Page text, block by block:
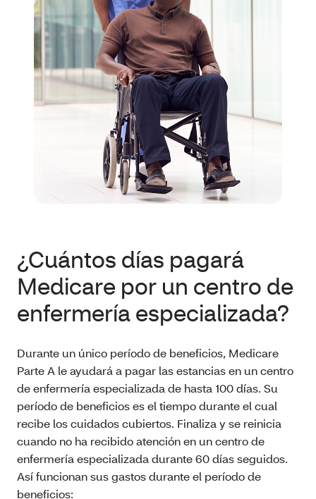
¿Cuántos días pagará
Medicare por un centro de
enfermería especializada?
Durante un único período de beneficios, Medicare
Parte A le ayudará a pagar las estancias en un centro
de enfermería especializada de hasta 100 días. Su
período de beneficios es el tiempo durante el cual
recibe los cuidados cubiertos. Finaliza y se reinicia
cuando no ha recibido atención en un centro de
enfermería especializada durante 60 días seguidos.
Así funcionan sus gastos durante el período de
beneficios: